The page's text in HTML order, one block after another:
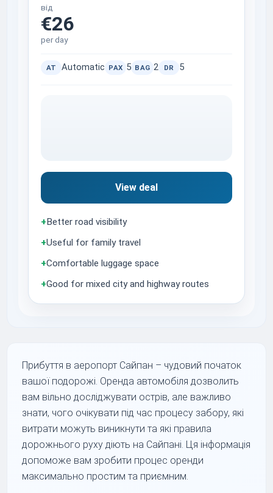
від
€26
per day
AT Automatic PAX 5 BAG 2 DR 5
View deal
+Better road visibility
+Useful for family travel
+Comfortable luggage space
+Good for mixed city and highway routes
Прибуття в аеропорт Сайпан – чудовий початок
вашої подорожі. Оренда автомобіля дозволить
вам вільно досліджувати острів, але важливо
знати, чого очікувати під час процесу забору, які
витрати можуть виникнути та які правила
дорожнього руху діють на Сайпані. Ця інформація
допоможе вам зробити процес оренди
максимально простим та приємним.